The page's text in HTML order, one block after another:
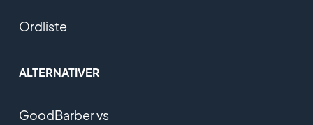
Ordliste
ALTERNATIVER
GoodBarber vs